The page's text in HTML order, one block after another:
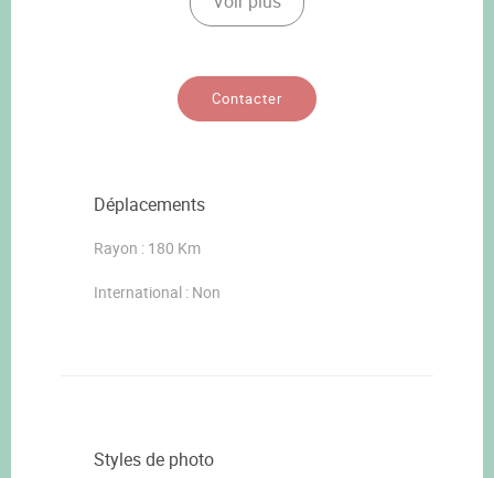
Contacter
Déplacements
Rayon : 180 Km
International : Non
Styles de photo